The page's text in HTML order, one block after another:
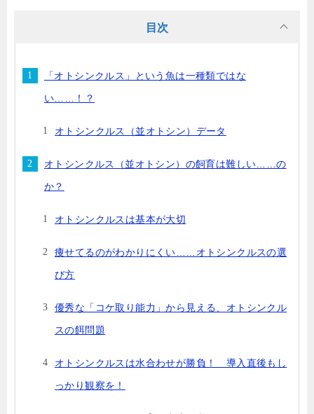
目次
「オトシンクルス」という魚は一種類ではな
い……！？
オトシンクルス（並オトシン）データ
オトシンクルス（並オトシン）の飼育は難しい……の
か？
オトシンクルスは基本が大切
痩せてるのがわかりにくい……オトシンクルスの選
び方
優秀な「コケ取り能力」から見える、オトシンクル
スの餌問題
オトシンクルスは水合わせが勝負！ 導入直後もし
っかり観察を！